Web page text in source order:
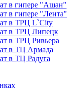
в гипере "Ашан"
в гипере "Лента"
в ТРЦ L`City
в ТРЦ Липецк
в ТРЦ Ривьера
в ТЦ Армада
в ТЦ Радуга